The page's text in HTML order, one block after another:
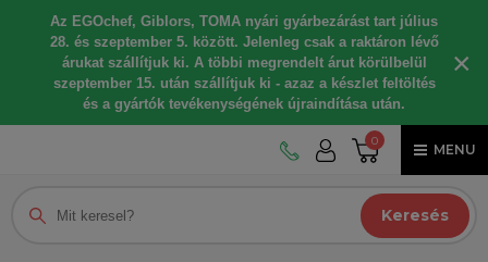
Az EGOchef, Giblors, TOMA nyári gyárbezárást tart július
28. és szeptember 5. között. Jelenleg csak a raktáron lévő
árukat szállítjuk ki. A többi megrendelt árut körülbelül
szeptember 15. után szállítjuk ki - azaz a készlet feltöltés
és a gyártók tevékenységének újraindítása után.
×
0
MENU
Keresés